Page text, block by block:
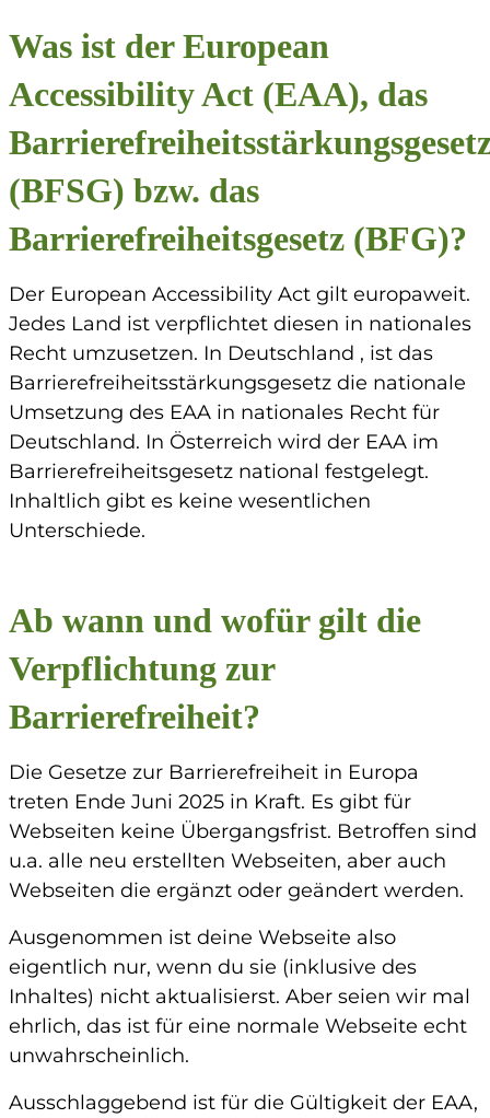
Was ist der European
Accessibility Act (EAA), das
(BFSG) bzw. das
Barrierefreiheitsgesetz (BFG)?
Der European Accessibility Act gilt europaweit.
Jedes Land ist verpflichtet diesen in nationales
Recht umzusetzen. In Deutschland , ist das
Barrierefreiheitsstärkungsgesetz die nationale
Umsetzung des EAA in nationales Recht für
Deutschland. In Österreich wird der EAA im
Barrierefreiheitsgesetz national festgelegt.
Inhaltlich gibt es keine wesentlichen
Unterschiede.
Ab wann und wofür gilt die
Verpflichtung zur
Barrierefreiheit?
Die Gesetze zur Barrierefreiheit in Europa
treten Ende Juni 2025 in Kraft. Es gibt für
Webseiten keine Übergangsfrist. Betroffen sind
u.a. alle neu erstellten Webseiten, aber auch
Webseiten die ergänzt oder geändert werden.
Ausgenommen ist deine Webseite also
eigentlich nur, wenn du sie (inklusive des
Inhaltes) nicht aktualisierst. Aber seien wir mal
ehrlich, das ist für eine normale Webseite echt
unwahrscheinlich.
Ausschlaggebend ist für die Gültigkeit der EAA,